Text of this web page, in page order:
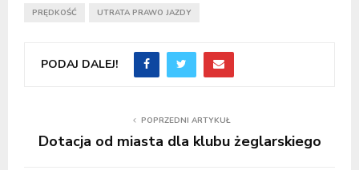
PRĘDKOŚĆ UTRATA PRAWO JAZDY
PODAJ DALEJ!
POPRZEDNI ARTYKUŁ
Dotacja od miasta dla klubu żeglarskiego